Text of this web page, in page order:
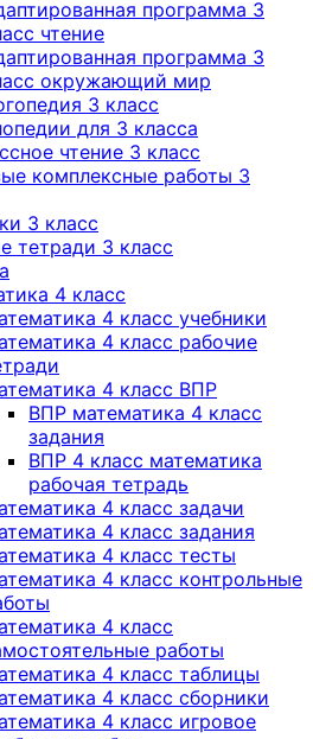
программа 3
чтение
программа 3
окружающий мир
3 класс
для 3 класса
чтение 3 класс
комплексные работы 3
3 класс
тетради 3 класс
4 класс
4 класс учебники
4 класс рабочие
4 класс ВПР
ВПР математика 4 класс
задания
ВПР 4 класс математика
рабочая тетрадь
4 класс задачи
4 класс задания
4 класс тесты
4 класс контрольные
4 класс
работы
4 класс таблицы
4 класс сборники
4 класс игровое